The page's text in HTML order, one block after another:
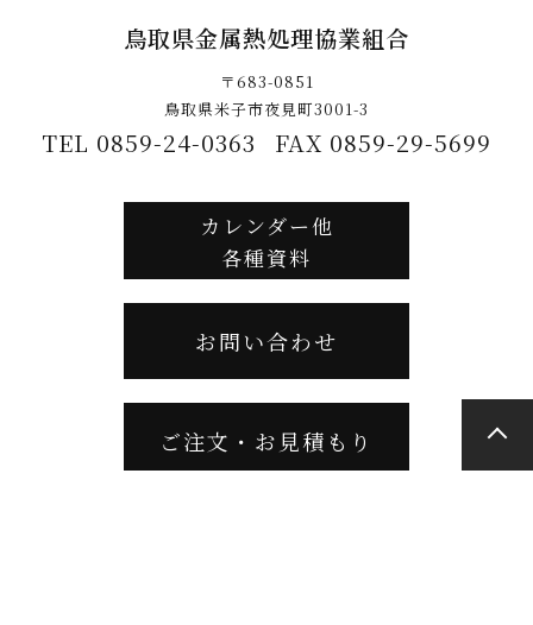
鳥取県金属熱処理協業組合
〒683-0851
鳥取県米子市夜見町3001-3
TEL 0859-24-0363 FAX 0859-29-5699
カレンダー他
各種資料
お問い合わせ
ご注文・お見積もり